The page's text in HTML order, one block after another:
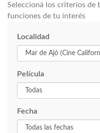
Seleccioná los criterios de
funciones de tu interés
Localidad
Película
Fecha